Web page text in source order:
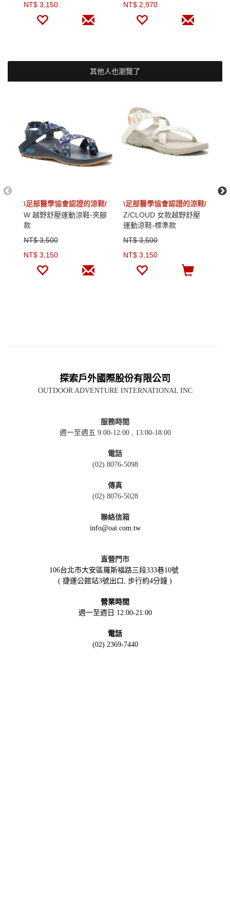
NT$ 3,150
NT$ 2,970
其他人也瀏覽了
\足部醫學協會認證的涼鞋/
W 越野舒壓運動涼鞋-夾腳
款
NT$ 3,500
NT$ 3,150
\足部醫學協會認證的涼鞋/
Z/CLOUD 女款越野舒壓
運動涼鞋-標準款
NT$ 3,500
NT$ 3,150
探索戶外國際股份有限公司
OUTDOOR ADVENTURE INTERNATIONAL INC
服務時間
週一至週五 9:00-12:00 , 13:00-18:00
電話
(02) 8076-5098
傳真
(02) 8076-5028
聯絡信箱
info@oai.com.tw
直營門市
106台北市大安區羅斯福路三段333巷10號
( 捷運公館站3號出口, 步行約4分鐘 )
營業時間
週一至週日 12:00-21:00
電話
(02) 2369-7440